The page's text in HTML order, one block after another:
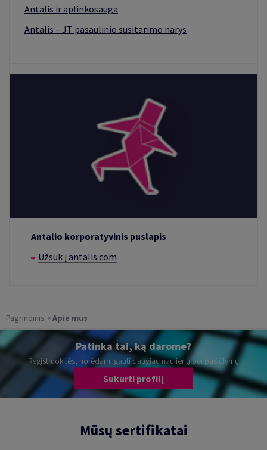
Antalis ir aplinkosauga
Antalis – JT pasaulinio susitarimo narys
Antalio korporatyvinis puslapis
Užsuk į antalis.com
Pagrindinis Apie mus
Patinka tai, ką darome?
Registruokitės, norėdami gauti daugiau naujienų bei pasiūlymų
Sukurti profilį
Mūsų sertifikatai